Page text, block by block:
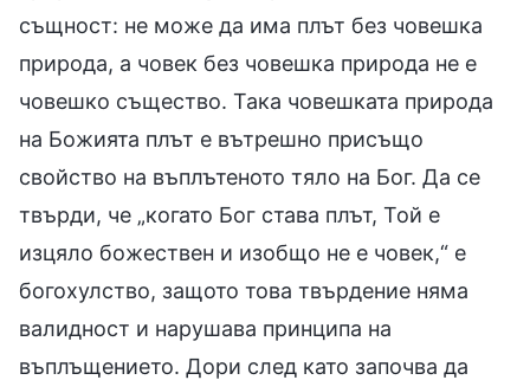
същност: не може да има плът без човешка
природа, а човек без човешка природа не е
човешко същество. Така човешката природа
на Божията плът е вътрешно присъщо
свойство на въплътеното тяло на Бог. Да се
твърди, че „когато Бог става плът, Той е
изцяло божествен и изобщо не е човек,“ е
богохулство, защото това твърдение няма
валидност и нарушава принципа на
въплъщението. Дори след като започва да